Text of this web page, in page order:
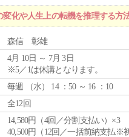
化や人生上の転機を推理する方
森信 彰雄
4月 10日 ～ 7月 3日
※5／1は休講となります。
毎週 （水） 14 ：50 ～ 16 ：10
全12回
14,580円（4回／分割支払い）×3
40,500円（12回／一括前納支払※